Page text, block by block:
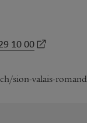
10 00
sion-valais-romand